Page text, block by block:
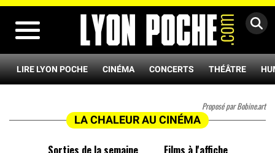
LIRE LYON POCHE CINÉMA CONCERTS THÉÂTRE
Proposé par Bobine.art
LA CHALEUR AU CINÉMA
Sorties de la semaine
Films à l'affiche